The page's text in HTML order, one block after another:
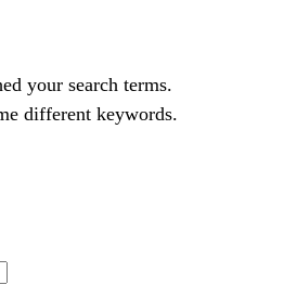
your search terms.
different keywords.